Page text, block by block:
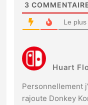
3
Le
Huart
Personnellement
rajoute Donkey